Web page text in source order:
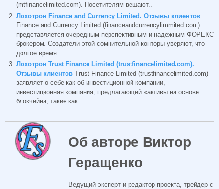
(mtfinancelimited.com). Посетителям вешают...
Лохотрон Finance and Currency Limited. Отзывы клиентов
Finance and Currency Limited (financeandcurrencylimmited.com)
представляется очередным перспективным и надежным ФОРЕКС
брокером. Создатели этой сомнительной конторы уверяют, что
долгое время...
Лохотрон Trust Finance Limited (trustfinancelimited.com).
Отзывы клиентов Trust Finance Limited (trustfinancelimited.com)
заявляет о себе как об инвестиционной компании,
инвестиционная компания, предлагающей «активы на основе
блокчейна, такие как...
Об авторе Виктор
Геращенко
Ведущий эксперт и редактор проекта, трейдер с